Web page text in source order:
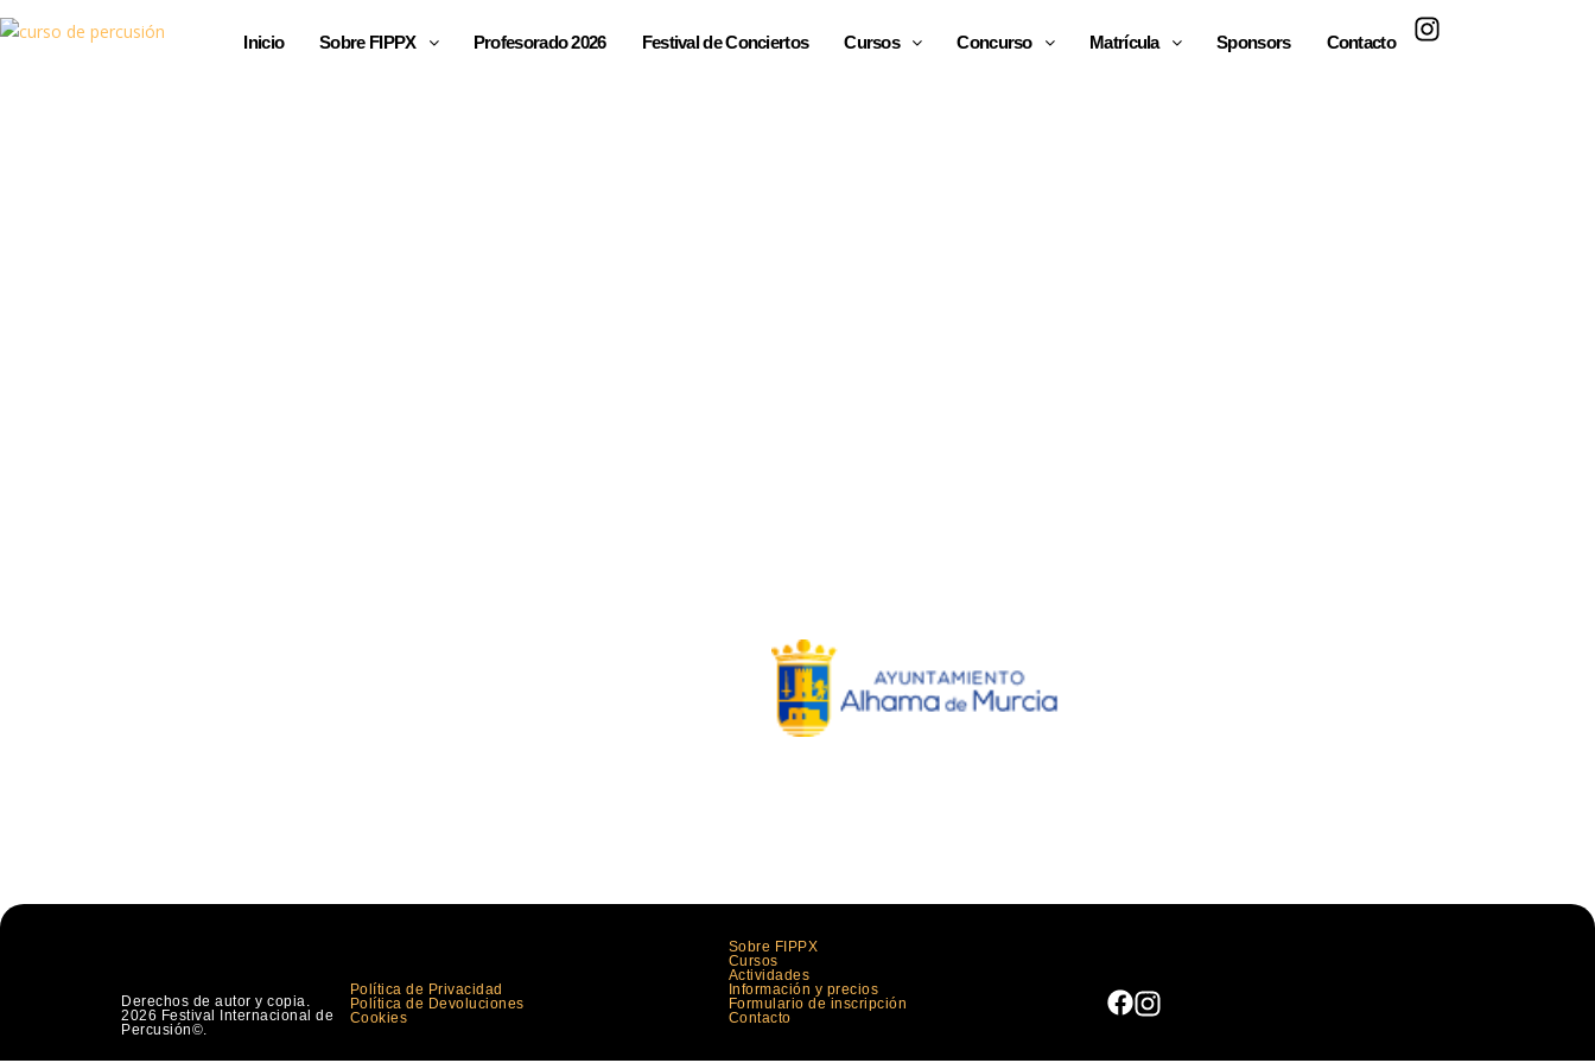
Inicio Sobre FIPPX Profesorado 2026 Festival de Conciertos Cursos Concurso Matrícula Sponsors Contacto
Derechos de autor y copia.
2026 Festival Internacional de
Percusión©.
Política de Privacidad
Política de Devoluciones
Cookies
Sobre FIPPX
Cursos
Actividades
Información y precios
Formulario de inscripción
Contacto